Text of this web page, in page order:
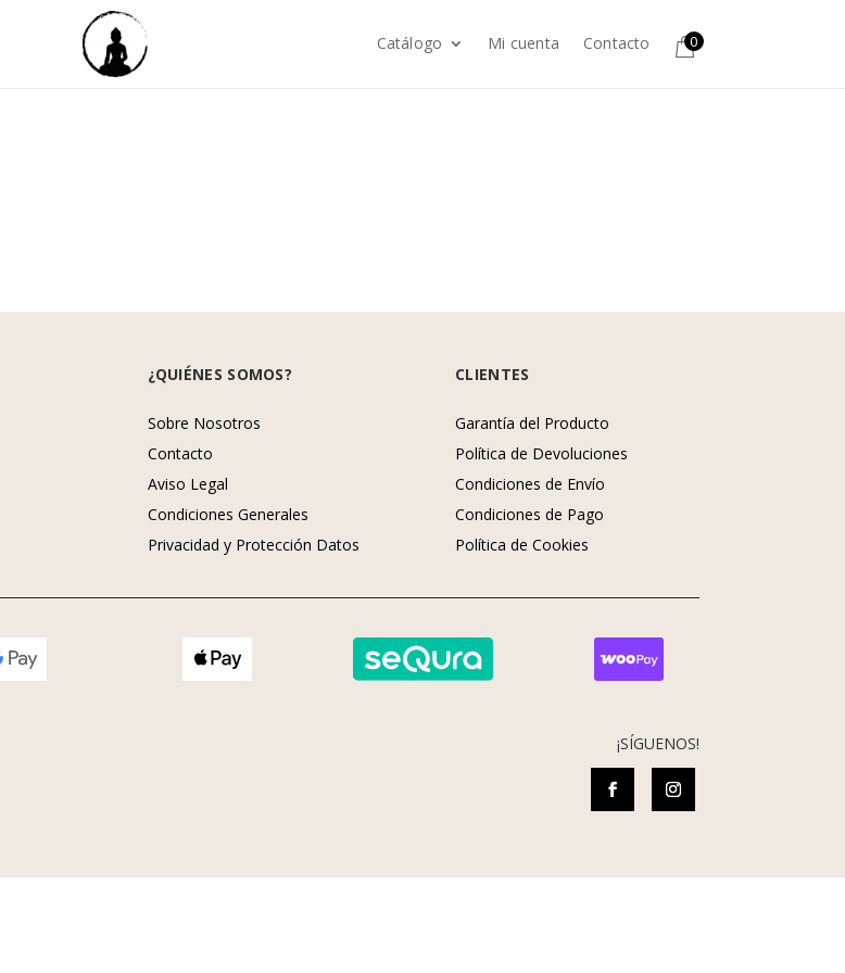
Catálogo Mi cuenta Contacto 0
¿QUIÉNES SOMOS?
Sobre Nosotros
Contacto
Aviso Legal
Condiciones Generales
Privacidad y Protección Datos
CLIENTES
Garantía del Producto
Política de Devoluciones
Condiciones de Envío
Condiciones de Pago
Política de Cookies
¡SÍGUENOS!